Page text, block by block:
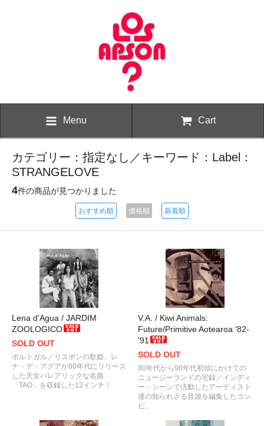
Menu Cart
カテゴリー：指定なし／キーワード：Label：
STRANGELOVE
4件の商品が見つかりました
おすすめ順 価格順 新着順
Lena d'Agua / JARDIM
ZOOLOGICO
SOLD OUT
ポルトガル／リスボンの歌姫、レ
ナ・デ・アグアが80年代にリリース
した天女バレアリックな名曲
「TAO」を収録した12インチ！
V.A. / Kiwi Animals:
Future/Primitive Aotearoa '82-
'91
SOLD OUT
80年代から90年代初頭にかけての
ニュージーランドの宅録／インディ
ー・シーンで活動したアーティスト
達の知られざる音源を編集したコン
ピ。